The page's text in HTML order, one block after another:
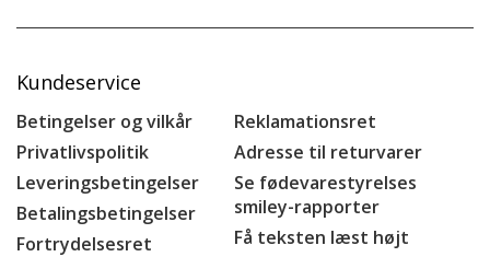
Kundeservice
Betingelser og vilkår
Privatlivspolitik
Leveringsbetingelser
Betalingsbetingelser
Fortrydelsesret
Reklamationsret
Adresse til returvarer
Se fødevarestyrelses
smiley-rapporter
Få teksten læst højt